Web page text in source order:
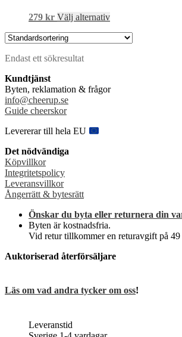
279 kr Välj alternativDen
produkten
olika
Endast ett sökresultat
Kundtjänst
Byten, reklamation & frågor
info@cheerup.se
Guide cheerskor
Levererar till hela EU
Det nödvändiga
Köpvillkor
Integritetspolicy
Leveransvillkor
Ångerrätt & bytesrätt
Önskar du byta eller returnera din
Byten är kostnadsfria.
Vid retur tillkommer en returavgift på 49
Auktoriserad återförsäljare
Läs om vad andra tycker om oss!
Leveranstid